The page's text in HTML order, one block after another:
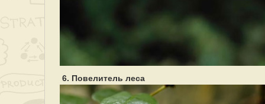
6. Повелитель леса